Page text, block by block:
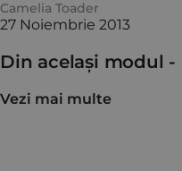
Camelia Toader
27 Noiembrie 2013
Din același modul -
Vezi mai multe